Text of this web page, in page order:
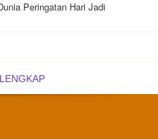
Peringatan Hari Jadi